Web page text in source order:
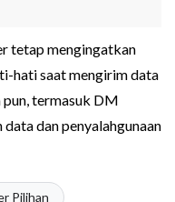
tetap mengingatkan
hati saat mengirim data
termasuk DM
dan penyalahgunaan
Pilihan